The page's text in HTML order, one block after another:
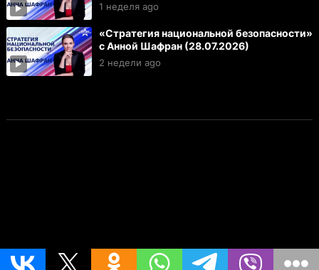
1 неделя ago
«Стратегия национальной безопасности»
с Анной Шафран (28.07.2026)
2 недели ago